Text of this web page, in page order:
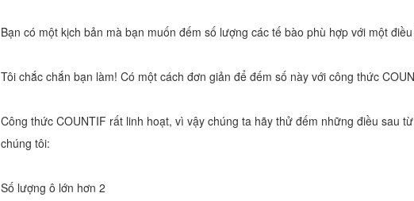
Bạn có một kịch bản mà bạn muốn đếm số lượng các tế bào phù hợp với một
Tôi chắc chắn bạn làm! Có một cách đơn giản để đếm số này với công thức
Công thức COUNTIF rất linh hoạt, vì vậy chúng ta hãy thử đếm những điều sau
chúng tôi:
Số lượng ô lớn hơn 2